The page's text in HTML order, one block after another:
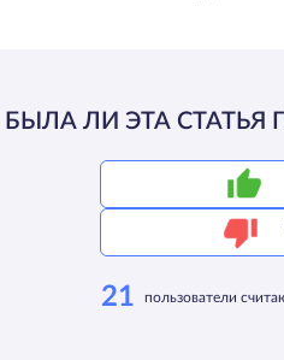
БЫЛА ЛИ ЭТА СТАТЬЯ
21 пользователи